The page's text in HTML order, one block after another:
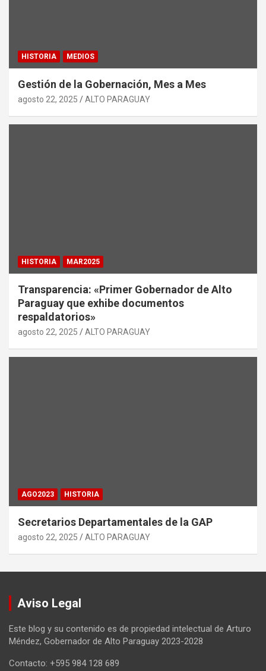
HISTORIA MEDIOS
Gestión de la Gobernación, Mes a Mes
agosto 22, 2025 ALTO PARAGUAY
HISTORIA MAR2025
Transparencia: «Primer Gobernador de Alto
Paraguay que exhibe documentos
respaldatorios»
agosto 22, 2025 ALTO PARAGUAY
AGO2023 HISTORIA
Secretarios Departamentales de la GAP
agosto 22, 2025 ALTO PARAGUAY
Aviso Legal
Este blog y su contenido es de propiedad intelectual de Arturo
Méndez, Gobernador de Alto Paraguay 2023-2028
Contacto: +595 984 128 689